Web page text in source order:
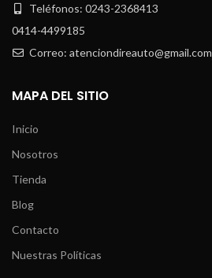
Teléfonos: 0243-2368413
0414-4499185
Correo: atenciondireauto@gmail.com
MAPA DEL SITIO
Inicio
Nosotros
Tienda
Blog
Contacto
Nuestras Políticas